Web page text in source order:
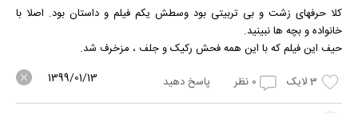
کلا حرفهای زشت و بی تربیتی بود وسطش یکم فیلم و داستان بود. اصلا با
خانواده و بچه ها نبینید.
حیف این فیلم که با این همه فحش رکیک و جلف ، مزخرف شد.
3لایک 0 نظر پاسخ دهید 1399/01/13